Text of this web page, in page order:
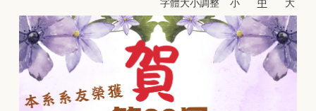
字體大小調整 小 中 大